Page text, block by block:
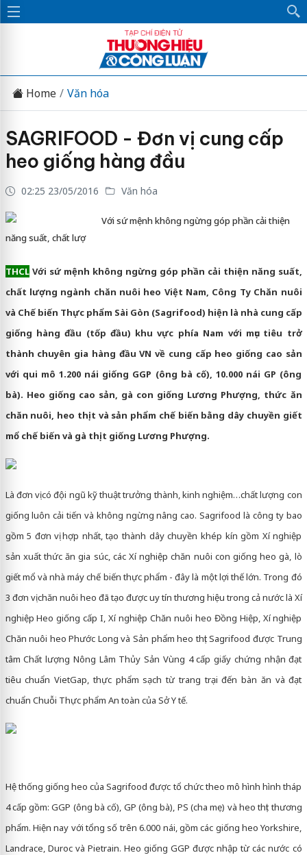
Home Văn hóa
SAGRIFOOD - Đơn vị cung cấp
heo giống hàng đầu
02:25 23/05/2016 Văn hóa
Với sứ mệnh không ngừng góp phần cải thiện
năng suất, chất lượ
THCLVới sứ mệnh không ngừng góp phần cải thiện năng suất,
chất lượng ngành chăn nuôi heo Việt Nam, Công Ty Chăn nuôi
và Chế biến Thực phẩm Sài Gòn (Sagrifood) hiện là nhà cung cấp
giống hàng đầu (tốp đầu) khu vực phía Nam với mục tiêu trở
thành chuyên gia hàng đầu VN về cung cấp heo giống cao sản
với qui mô 1.200 nái giống GGP (ông bà cố), 10.000 nái GP (ông
bà). Heo giống cao sản, gà con giống Lương Phượng, thức ăn
chăn nuôi, heo thịt và sản phẩm chế biến bằng dây chuyền giết
mổ chế biến và gà thịt giống Lương Phượng.
Là đơn vị có đội ngũ kỹ thuật trưởng thành, kinh nghiệm…chất lượng con
giống luôn cải tiến và không ngừng nâng cao. Sagrifood là công ty bao
gồm 5 đơn vị hợp nhất, tạo thành dây chuyền khép kín gồm Xí nghiệp
sản xuất thức ăn gia súc, các Xí nghiệp chăn nuôi con giống heo gà, lò
giết mổ và nhà máy chế biến thực phẩm - đây là một lợi thế lớn. Trong đó
3 đơn vị chăn nuôi heo đã tạo được uy tín thương hiệu trong cả nước là Xí
nghiệp Heo giống cấp I, Xí nghiệp Chăn nuôi heo Đồng Hiệp, Xí nghiệp
Chăn nuôi heo Phước Long và Sản phẩm heo thịt Sagrifood được Trung
tâm Chất lượng Nông Lâm Thủy Sản Vùng 4 cấp giấy chứng nhận đạt
tiêu chuẩn VietGap, thực phẩm sạch từ trang trại đến bàn ăn và đạt
chuẩn Chuỗi Thực phẩm An toàn của Sở Y tế.
Hệ thống giống heo của Sagrifood được tổ chức theo mô hình hình tháp
4 cấp gồm: GGP (ông bà cố), GP (ông bà), PS (cha mẹ) và heo thịt thương
phẩm. Hiện nay với tổng số trên 6.000 nái, gồm các giống heo Yorkshire,
Landrace, Duroc và Pietrain. Heo giống GGP được nhập từ các nước có